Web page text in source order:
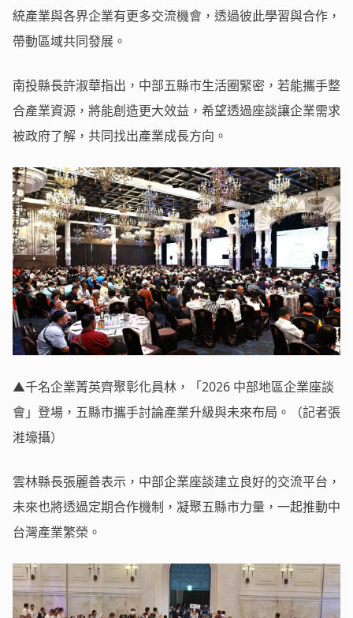
統產業與各界企業有更多交流機會，透過彼此學習與合作，
帶動區域共同發展。
南投縣長許淑華指出，中部五縣市生活圈緊密，若能攜手整
合產業資源，將能創造更大效益，希望透過座談讓企業需求
被政府了解，共同找出產業成長方向。
▲千名企業菁英齊聚彰化員林，「2026 中部地區企業座談
會」登場，五縣市攜手討論產業升級與未來布局。（記者張
溎壕攝）
雲林縣長張麗善表示，中部企業座談建立良好的交流平台，
未來也將透過定期合作機制，凝聚五縣市力量，一起推動中
台灣產業繁榮。